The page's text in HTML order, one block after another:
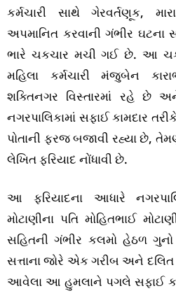
કર્મચારી સાથે ગેરવર્તણૂક,
અપમાનિત કરવાની ગંભીર
ભારે ચકચાર મચી ગઈ છે. આ
મહિલા કર્મચારી મંજુબેન
શક્તિનગર વિસ્તારમાં રહે છે
નગરપાલિકામાં સફાઈ કામદાર
પોતાની ફરજ બજાવી રહ્યા છે,
લેખિત ફરિયાદ નોંધાવી છે.
આ ફરિયાદના આધારે
મોટાણીના પતિ મોહિતભાઈ
સહિતની ગંભીર કલમો હેઠળ
સત્તાના જોરે એક ગરીબ અને દલિત
આવેલા આ હુમલાને પગલે સફાઈ